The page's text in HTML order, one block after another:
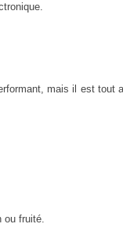
mais il est
ou fruité.